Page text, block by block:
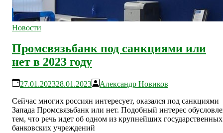
Новости
Промсвязьбанк под санкциями или
нет в 2023 году
27.01.202328.01.2023
Александр Новиков
Сейчас многих россиян интересует, оказался под санкциями
Запада Промсвязьбанк или нет. Подобный интерес
тем, что речь идет об одном из крупнейших государственных
банковских учреждений